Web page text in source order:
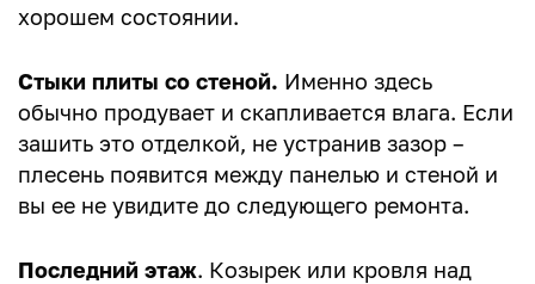
хорошем состоянии.
Стыки плиты со стеной. Именно здесь
обычно продувает и скапливается влага. Если
зашить это отделкой, не устранив зазор –
плесень появится между панелью и стеной и
вы ее не увидите до следующего ремонта.
Последний этаж. Козырек или кровля над